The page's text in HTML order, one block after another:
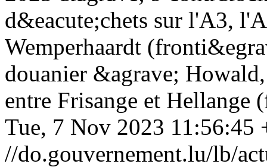
d&eacute;chets sur l'A3,
Wemperhaardt
douanier &agrave;
entre Frisange et Hellange
Tue, 7 Nov 2023 11:56:45
//do.gouvernement.lu/lb/